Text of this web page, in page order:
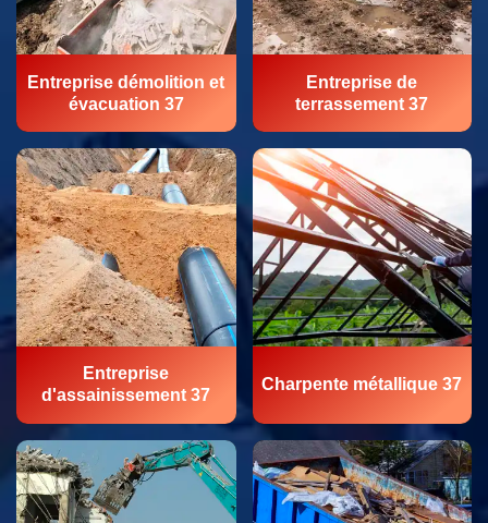
Entreprise démolition et
évacuation 37
Entreprise de
terrassement 37
Entreprise
d'assainissement 37
Charpente métallique 37